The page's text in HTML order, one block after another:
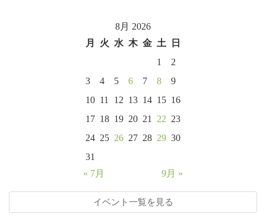
8月 2026
月
火 水 木 金 土
日
1
2
3
4 5 6 7 8
9
10 11 12 13 14 15 16
17 18 19 20 21 22 23
24 25 26 27 28 29 30
31
« 7月
9月 »
イベント一覧を見る